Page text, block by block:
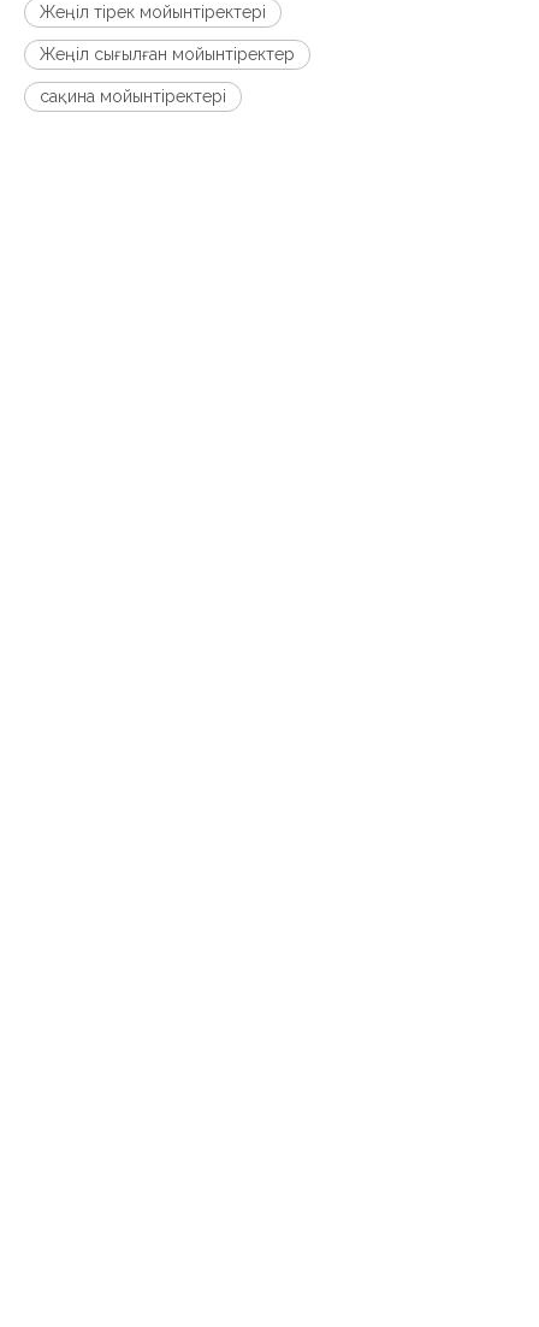
Жеңіл тірек мойынтіректері
Жеңіл сығылған мойынтіректер
сақина мойынтіректері